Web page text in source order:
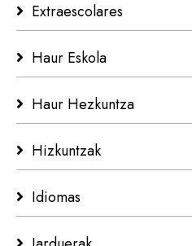
Extraescolares
Haur Eskola
Haur Hezkuntza
Hizkuntzak
Idiomas